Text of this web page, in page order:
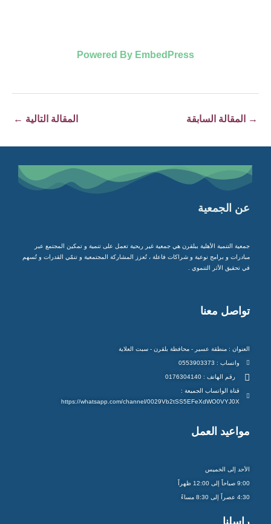
Powered By EmbedPress
→ المقالة السابقة المقالة التالية ←
عن الجمعية
جمعية التنمية الأهلية ببلقرن هي جمعية غير ربحية تعمل على تنمية و تمكين المجتمع عبر
مبادرات و برامج نوعية و شراكات فاعلة ، تُعزز المشاركة المجتمعية و تنمّي القدرات و تُسهم
في تحقيق الأثر التنموي .
تواصل معنا
العنوان : منطقة عسير - محافظة بلقرن - سبت العلاية
واتساب : 0553903373
رقم الهاتف : 0176304140
قناة الواتساب الجميعة :
https://whatsapp.com/channel/0029Vb2tSS5EFeXdWO0VYJ0X
مواعيد العمل
الأحد إلى الخميس
9:00 صباحاً إلى 12:00 ظهراً
4:30 عصراً إلى 8:30 مساءً
راسلنا